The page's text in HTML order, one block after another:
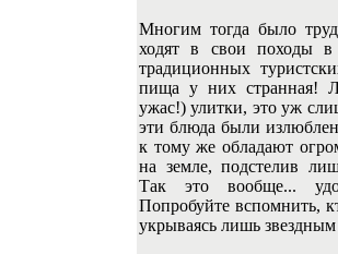
Многим тогда было
ходят в свои походы в
традиционных
пища у них странная!
ужас!) улитки, это уж
эти блюда были
к тому же обладают
на земле, подстелив
Так это вообще...
Попробуйте вспомнить,
укрываясь лишь